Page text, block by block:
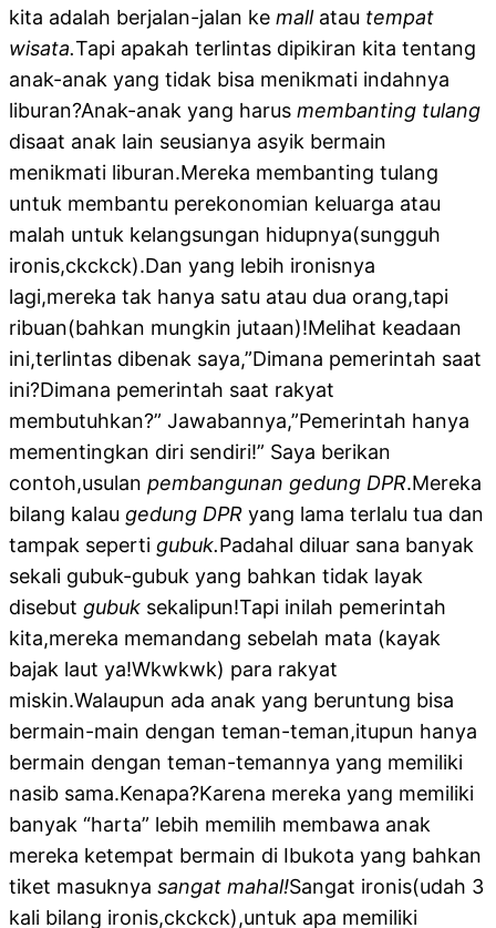
kita adalah berjalan-jalan ke mall atau tempat
wisata.Tapi apakah terlintas dipikiran kita tentang
anak-anak yang tidak bisa menikmati indahnya
liburan?Anak-anak yang harus membanting tulang
disaat anak lain seusianya asyik bermain
menikmati liburan.Mereka membanting tulang
untuk membantu perekonomian keluarga atau
malah untuk kelangsungan hidupnya(sungguh
ironis,ckckck).Dan yang lebih ironisnya
lagi,mereka tak hanya satu atau dua orang,tapi
ribuan(bahkan mungkin jutaan)!Melihat keadaan
ini,terlintas dibenak saya,”Dimana pemerintah saat
ini?Dimana pemerintah saat rakyat
membutuhkan?” Jawabannya,”Pemerintah hanya
mementingkan diri sendiri!” Saya berikan
contoh,usulan pembangunan gedung DPR.Mereka
bilang kalau gedung DPR yang lama terlalu tua dan
tampak seperti gubuk.Padahal diluar sana banyak
sekali gubuk-gubuk yang bahkan tidak layak
disebut gubuk sekalipun!Tapi inilah pemerintah
kita,mereka memandang sebelah mata (kayak
bajak laut ya!Wkwkwk) para rakyat
miskin.Walaupun ada anak yang beruntung bisa
bermain-main dengan teman-teman,itupun hanya
bermain dengan teman-temannya yang memiliki
nasib sama.Kenapa?Karena mereka yang memiliki
banyak “harta” lebih memilih membawa anak
mereka ketempat bermain di Ibukota yang bahkan
tiket masuknya sangat mahal!Sangat ironis(udah 3
kali bilang ironis,ckckck),untuk apa memiliki